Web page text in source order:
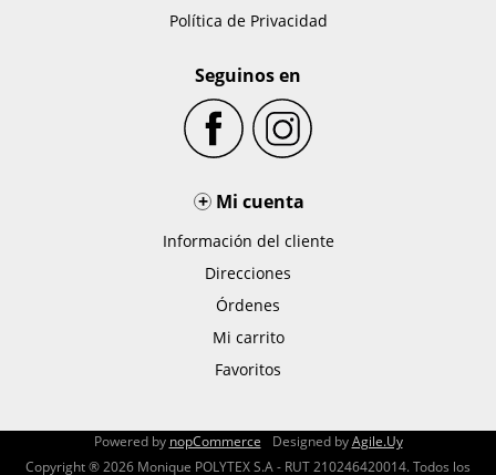
Política de Privacidad
Seguinos en
+ Mi cuenta
Información del cliente
Direcciones
Órdenes
Mi carrito
Favoritos
Powered by nopCommerce Designed byAgile.Uy
Copyright ® 2026 Monique POLYTEX S.A - RUT 210246420014. Todos los